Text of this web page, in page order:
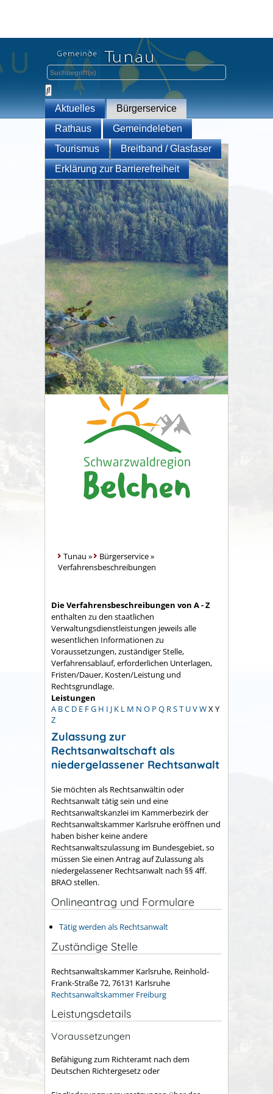
Aktuelles
Bürgerservice
Rathaus
Gemeindeleben
Tourismus
Breitband / Glasfaser
Erklärung zur Barrierefreiheit
Tunau » Bürgerservice»
Verfahrensbeschreibungen
Die Verfahrensbeschreibungen von A - Z
enthalten zu den staatlichen
Verwaltungsdienstleistungen jeweils alle
wesentlichen Informationen zu
Voraussetzungen, zuständiger Stelle,
Verfahrensablauf, erforderlichen Unterlagen,
Fristen/Dauer, Kosten/Leistung und
Rechtsgrundlage.
Leistungen
A BC D E FG H I J K L M N O P Q RST UVWX Y
Z
Zulassung zur
Rechtsanwaltschaft als
niedergelassener Rechtsanwalt
Sie möchten als Rechtsanwältin oder
Rechtsanwalt tätig sein und eine
Rechtsanwaltskanzlei im Kammerbezirk der
Rechtsanwaltskammer Karlsruhe eröffnen und
haben bisher keine andere
Rechtsanwaltszulassung im Bundesgebiet, so
müssen Sie einen Antrag auf Zulassung als
niedergelassener Rechtsanwalt nach §§ 4ff.
BRAO stellen.
Onlineantrag und Formulare
Tätig werden als Rechtsanwalt
Zuständige Stelle
Rechtsanwaltskammer Karlsruhe, Reinhold-
Frank-Straße 72, 76131 Karlsruhe
Rechtsanwaltskammer Freiburg
Leistungsdetails
Voraussetzungen
Befähigung zum Richteramt nach dem
Deutschen Richtergesetz oder